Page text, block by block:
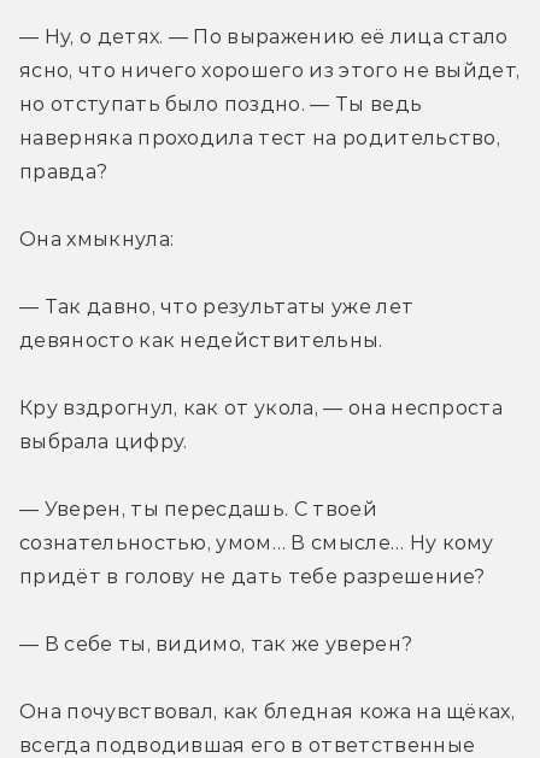
— Ну, о детях. — По выражению её лица стало
ясно, что ничего хорошего из этого не выйдет,
но отступать было поздно. — Ты ведь
наверняка проходила тест на родительство,
правда?
Она хмыкнула:
— Так давно, что результаты уже лет
девяносто как недействительны.
Кру вздрогнул, как от укола, — она неспроста
выбрала цифру.
— Уверен, ты пересдашь. С твоей
сознательностью, умом… В смысле… Ну кому
придёт в голову не дать тебе разрешение?
— В себе ты, видимо, так же уверен?
Она почувствовал, как бледная кожа на щёках,
всегда подводившая его в ответственные